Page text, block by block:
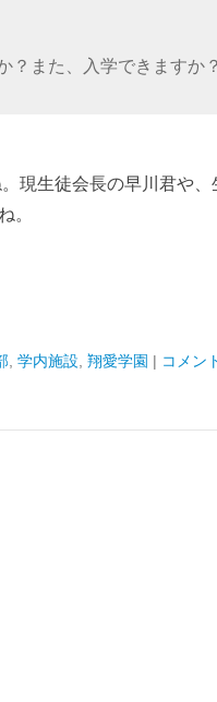
？また、入学できますか？
現生徒会長の早川君や、
。
学内施設 翔愛学園 | コメン